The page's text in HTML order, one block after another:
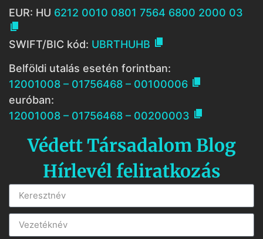
EUR: HU 6212 0010 0801 7564 6800 2000 03

SWIFT/BIC kód: UBRTHUHB 
Belföldi utalás esetén forintban:
12001008 – 01756468 – 00100006 
euróban:
12001008 – 01756468 – 00200003 
Védett Társadalom Blog
Hírlevél feliratkozás